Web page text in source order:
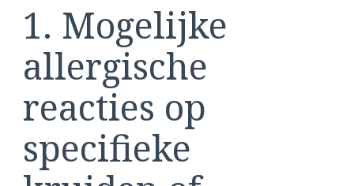
1. Mogelijke
allergische
reacties op
specifieke